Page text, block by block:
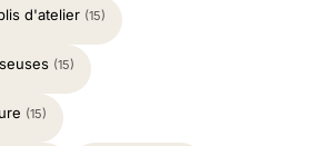
d'atelier (15)
(15)
(15)